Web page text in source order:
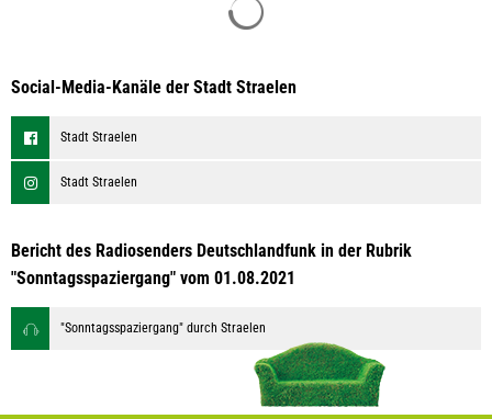
Social-Media-Kanäle der Stadt Straelen
Stadt Straelen
Stadt Straelen
Bericht des Radiosenders Deutschlandfunk in der Rubrik
"Sonntagsspaziergang" vom 01.08.2021
"Sonntagsspaziergang" durch Straelen